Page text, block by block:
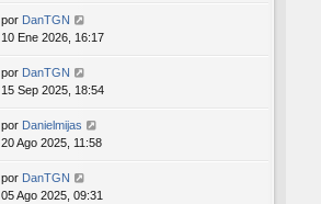
por DanTGN
10 Ene 2026, 16:17
por DanTGN
15 Sep 2025, 18:54
por Danielmijas
20 Ago 2025, 11:58
por DanTGN
05 Ago 2025, 09:31